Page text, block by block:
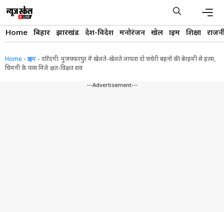
content
Home बिहार झारखंड देश-विदेश मनोरंजन खेल क्राइम शिक्षा
Home - क्राइम - दरिंदगी: मुजफ्फरपुर में खेलते-खेलते लापता दो चचेरी बहनों की बेरहमी से हत्या,
चिमनी के पास मिले क्षत-विक्षत शव
---Advertisement---